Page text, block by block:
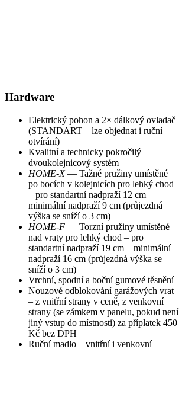
Hardware
Elektrický pohon a 2× dálkový ovladač
(STANDART – lze objednat i ruční
otvírání)
Kvalitní a technicky pokročilý
dvoukolejnicový systém
HOME-X— Tažné pružiny umístěné
po bocích v kolejnicích pro lehký chod
– pro standartní nadpraží 12 cm –
minimální nadpraží 9 cm (průjezdná
výška se sníží o 3 cm)
HOME-F — Torzní pružiny umístěné
nad vraty pro lehký chod – pro
standartní nadpraží 19 cm – minimální
nadpraží 16 cm (průjezdná výška se
sníží o 3 cm)
Vrchní, spodní a boční gumové těsnění
Nouzové odblokování garážových vrat
– z vnitřní strany v ceně, z venkovní
strany (se zámkem v panelu, pokud není
jiný vstup do místnosti) za příplatek 450
Kč bez DPH
Ruční madlo – vnitřní i venkovní